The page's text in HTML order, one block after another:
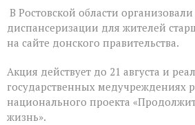
В Ростовской области
диспансеризации для жителей
на сайте донского правительства.
Акция действует до 21 августа и
государственных медучреждениях
национального проекта
жизнь».